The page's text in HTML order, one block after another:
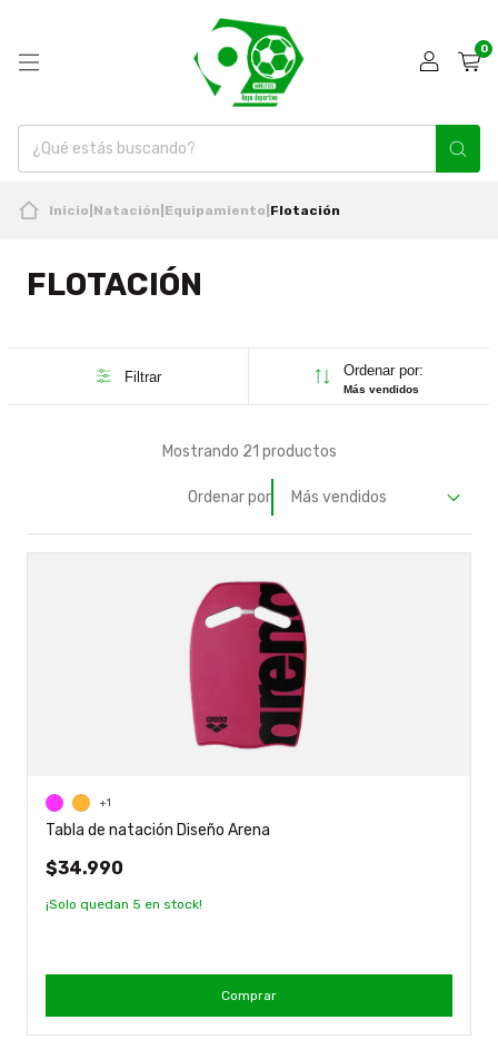
0
Inicio Natación Equipamiento Flotación
FLOTACIÓN
Filtrar Ordenar por:
Más vendidos
Mostrando 21 productos
Ordenar por
Tabla de natación Diseño Arena
$34.990
¡Solo quedan 5 en stock!
+1
Comprar